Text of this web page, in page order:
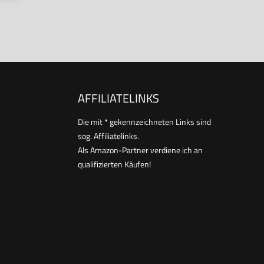
AFFILIATELINKS
Die mit * gekennzeichneten Links sind
sog. Affiliatelinks.
Als Amazon-Partner verdiene ich an
qualifizierten Käufen!